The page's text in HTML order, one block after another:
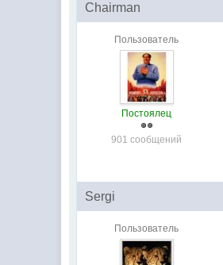
Chairman
Пользователь
Постоялец
901 сообщений
Sergi
Пользователь